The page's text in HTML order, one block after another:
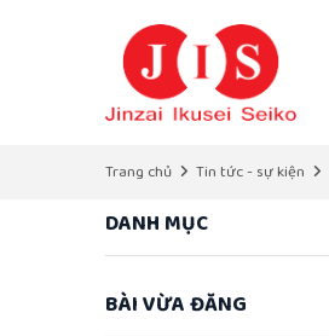
Trang chủ Tin tức - sự kiện
DANH MỤC
BÀI VỪA ĐĂNG